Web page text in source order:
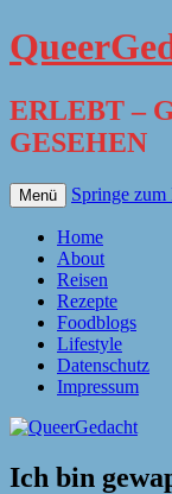
ERLEBT –
GESEHEN
Menü Springe zum
Home
About
Reisen
Rezepte
Foodblogs
Lifestyle
Datenschutz
Impressum
Ich bin